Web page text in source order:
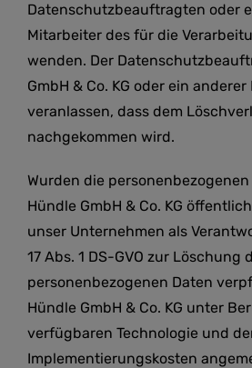
Datenschutzbeauftragten oder
Mitarbeiter des für die
wenden. Der
GmbH & Co. KG oder ein
veranlassen, dass dem
nachgekommen wird.
Wurden die
Hündle GmbH & Co. KG
unser Unternehmen als
17 Abs. 1 DS-GVO zur Löschung
personenbezogenen Daten
Hündle GmbH & Co. KG unter
verfügbaren Technologie und
Implementierungskosten